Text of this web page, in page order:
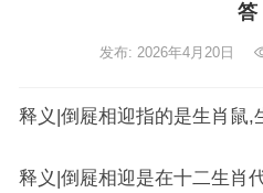
答
发布: 2026年4月20日
释义|倒屣相迎指的是生肖鼠,
释义|倒屣相迎是在十二生肖